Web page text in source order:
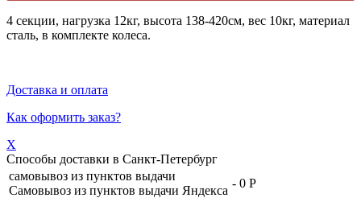
4 секции, нагрузка 12кг, высота 138-420см, вес 10кг, материал
сталь, в комплекте колеса.
Доставка и оплата
Как оформить заказ?
X
Способы доставки в Санкт-Петербург
самовывоз из пунктов выдачи
Самовывоз из пунктов выдачи Яндекса
- 0 Р